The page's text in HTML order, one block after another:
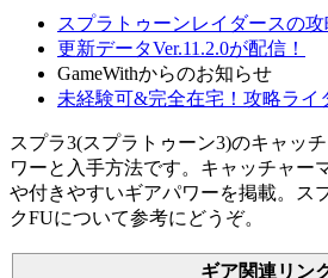
スプラトゥーンレイダースの
更新データVer.11.2.0が配信！
GameWithからのお知らせ
未経験可&完全在宅！攻略ライ
スプラ3(スプラトゥーン3)のキャッ
ワーと入手方法です。キャッチャー
や付きやすいギアパワーを掲載。ス
クFUについて参考にどうぞ。
ギア関連リン